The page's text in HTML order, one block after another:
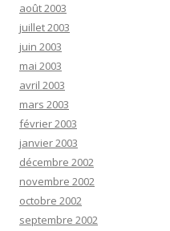
août 2003
juillet 2003
juin 2003
mai 2003
avril 2003
mars 2003
février 2003
janvier 2003
décembre 2002
novembre 2002
octobre 2002
septembre 2002